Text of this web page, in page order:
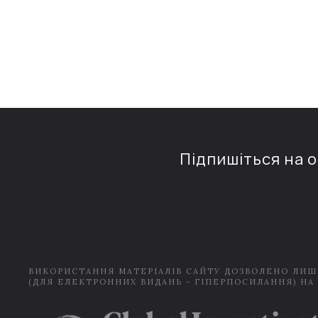
Підпишіться на
ВИКОРИСТАННЯ МАТЕРІАЛІВ САЙТУ ДОЗВОЛЕНО
(ДЛЯ ЕЛЕКТРОННИХ ВИДАНЬ - ГІПЕРПОСИЛАННЯ) НА